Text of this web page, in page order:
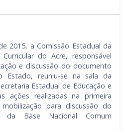
2015, a Comissão Estadual da
do Acre, responsável
e discussão do documento
Estado, reuniu-se na sala da
Estadual de Educação e
ações realizadas na primeira
para discussão do
da Base Nacional Comum